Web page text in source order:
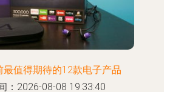
最值得期待的12款电子产品
：2026-08-08 19:33:40